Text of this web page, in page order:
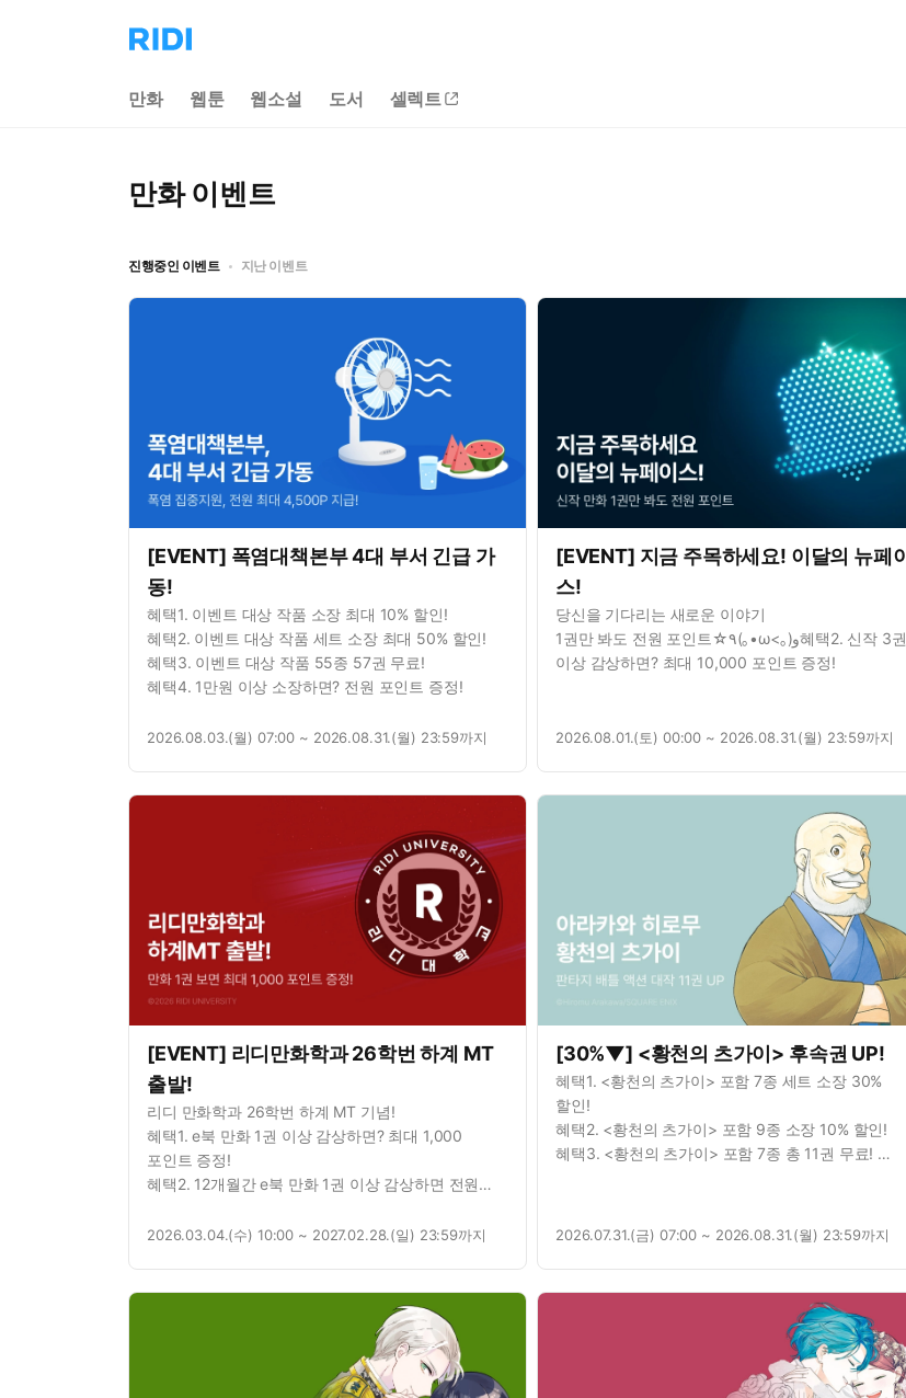
리
디
으
만화 웹툰 웹소설 도서 셀렉트
만화이벤트
진행중인 이벤트 지난 이벤트
[EVENT] 폭염대책본부 4대 부서 긴급 가
동!
혜택1. 이벤트 대상 작품 소장 최대 10% 할인!
혜택2. 이벤트 대상 작품 세트 소장 최대 50% 할인!
혜택3. 이벤트 대상 작품 55종 57권 무료!
혜택4. 1만원 이상 소장하면? 전원 포인트 증정!
2026.08.03.(월) 07:00 ~ 2026.08.31.(월) 23:59까지
[EVENT] 지금 주목하세요! 이달의 뉴페이
스!
당신을 기다리는 새로운 이야기
1권만 봐도 전원 포인트☆٩(｡•ω<｡)و혜택2. 신작 3권
이상 감상하면? 최대 10,000 포인트 증정!
2026.08.01.(토) 00:00 ~ 2026.08.31.(월) 23:59까지
[EVENT] 리디만화학과 26학번 하계 MT
출발!
리디 만화학과 26학번 하계 MT 기념!
혜택1. e북 만화 1권 이상 감상하면? 최대 1,000
포인트 증정!
혜택2. 12개월간 e북 만화 1권 이상 감상하면 전원
2026.03.04.(수) 10:00 ~ 2027.02.28.(일) 23:59까지
[30%▼] <황천의 츠가이> 후속권 UP!
혜택1. <황천의 츠가이> 포함 7종 세트 소장 30%
할인!
혜택2. <황천의 츠가이> 포함 9종 소장 10% 할인!
혜택3. <황천의 츠가이> 포함 7종 총 11권 무료!
2026.07.31.(금) 07:00 ~ 2026.08.31.(월) 23:59까지